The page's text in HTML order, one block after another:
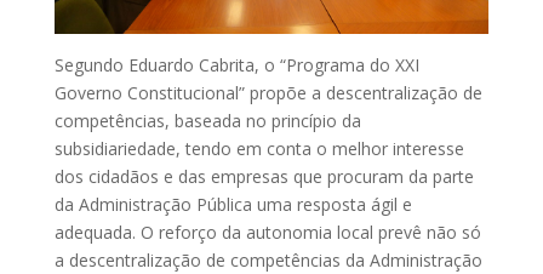
Segundo Eduardo Cabrita, o “Programa do XXI
Governo Constitucional” propõe a descentralização de
competências, baseada no princípio da
subsidiariedade, tendo em conta o melhor interesse
dos cidadãos e das empresas que procuram da parte
da Administração Pública uma resposta ágil e
adequada. O reforço da autonomia local prevê não só
a descentralização de competências da Administração